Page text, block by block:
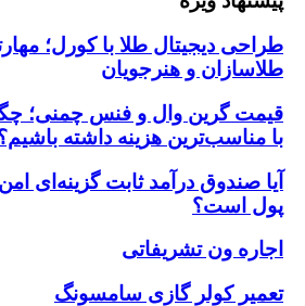
دیجیتال طلا با کورل؛ مهارتی
و هنرجویان
گرین وال و فنس چمنی؛ چگونه
هزینه داشته باشیم؟
درآمد ثابت گزینه‌ای امن
است؟
ون تشریفاتی
کولر گازی سامسونگ